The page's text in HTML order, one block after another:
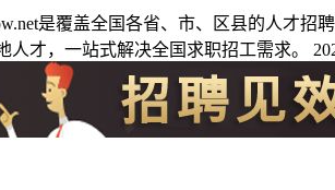
是覆盖全国各省、市、区县的人才
人才，一站式解决全国求职招工需求。